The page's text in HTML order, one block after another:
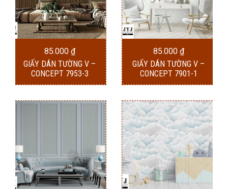
85.000 ₫
GIẤY DÁN TƯỜNG V –
CONCEPT 7953-3
85.000 ₫
GIẤY DÁN TƯỜNG V –
CONCEPT 7901-1